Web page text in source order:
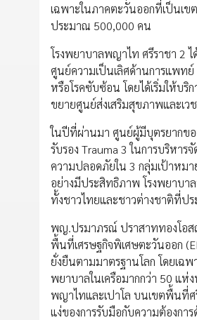
เฉพาะในภาคตะวันออกที่เป็นเข
ประมาณ 500,000 คน
โรงพยาบาลพญาไท ศรีราชา 2
ศูนย์ความเป็นเลิศด้านการแพท
หรือโรคซับซ้อน โดยได้เริ่มให้บริ
ขยายศูนย์ส่งเสริมสุขภาพและเ
ในปีที่ผ่านมา ศูนย์ผู้มีบุตรยากขอ
รับรอง Trauma 3 ในการบริหา
ความปลอดภัยใน 3 กลุ่มเป้าหม
อย่างมีประสิทธิภาพ โรงพยาบา
ทั้งชาวไทยและชาวต่างชาติที่ปร
พญ.ปรมาภรณ์ ปราสาททองโอส
พื้นที่เศรษฐกิจพิเศษตะวันออก
ยั่งยืนตามมาตรฐานโลก โดยเฉ
พยาบาลในเครือมากกว่า 50 แห่
พญาไทและเปาโล บนเขตพื้นที่ศ
แง่ของการรับมือกับความต้องก